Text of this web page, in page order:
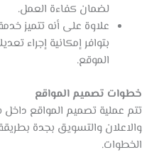
لضمان كفاءة العمل.
علاوة على أنه تتميز
بتوافر إمكانية إجراء
الموقع.
خطوات تصميم المواقع
تتم عملية تصميم المواقع داخل
والاعلان والتسويق بجدة
الخطوات.